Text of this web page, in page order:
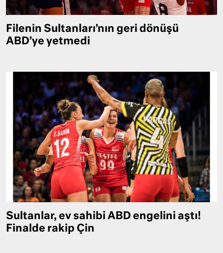
Filenin Sultanları’nın geri dönüşü
ABD’ye yetmedi
Sultanlar, ev sahibi ABD engelini aştı!
Finalde rakip Çin